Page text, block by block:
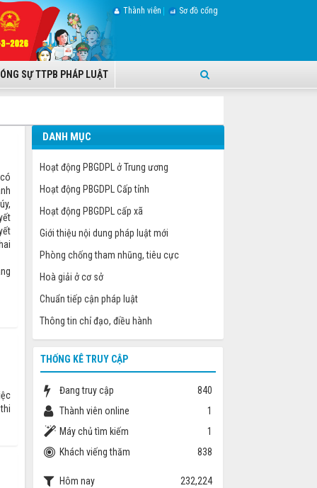
SỰ TTPB PHÁP LUẬT
Thành viên Sơ đồ cổng
DANH MỤC
Hoạt động PBGDPL ở Trung ương
Hoạt động PBGDPL Cấp tỉnh
Hoạt động PBGDPL cấp xã
Giới thiệu nội dung pháp luật mới
Phòng chống tham nhũng, tiêu cực
Hoà giải ở cơ sở
Chuẩn tiếp cận pháp luật
Thông tin chỉ đạo, điều hành
THỐNG KÊ TRUY CẬP
Đang truy cập
840
Thành viên online
1
Máy chủ tìm kiếm
1
Khách viếng thăm
838
Hôm nay
232,224